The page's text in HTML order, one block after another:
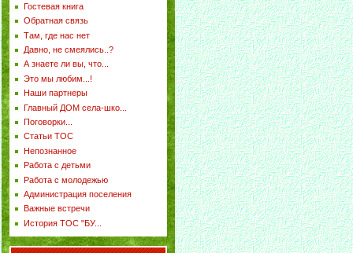
Гостевая книга
Обратная связь
Там, где нас нет
Давно, не смеялись..?
А знаете ли вы, что...
Это мы любим...!
Наши партнеры
Главный ДОМ села-шко...
Поговорки...
Статьи ТОС
Непознанное
Работа с детьми
Работа с молодежью
Администрация поселения
Важные встречи
История ТОС "БУ...